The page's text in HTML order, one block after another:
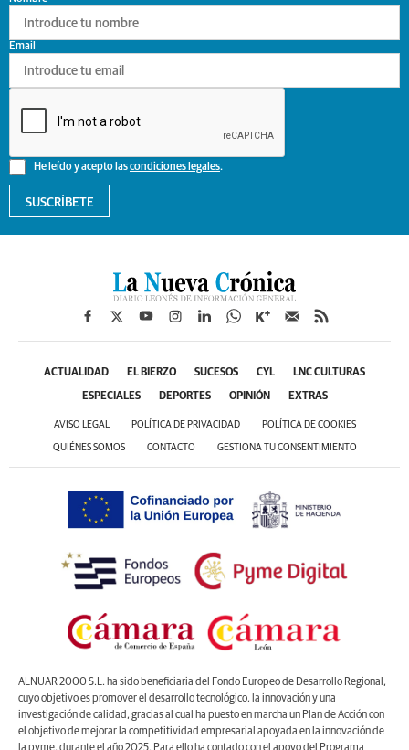
He leído y acepto lascondiciones legales.
Email
SUSCRÍBETE
ACTUALIDAD EL BIERZO SUCESOS CYL LNC CULTURAS
ESPECIALES DEPORTES OPINIÓN EXTRAS
AVISO LEGAL POLÍTICA DE PRIVACIDAD POLÍTICA DE COOKIES
QUIÉNES SOMOS CONTACTO GESTIONA TU CONSENTIMIENTO
ALNUAR 2000 S.L. ha sido beneficiaria del Fondo Europeo de Desarrollo Regional,
cuyo objetivo es promover el desarrollo tecnológico, la innovación y una
investigación de calidad, gracias al cual ha puesto en marcha un Plan de Acción con
el objetivo de mejorar la competitividad empresarial apoyada en la innovación de